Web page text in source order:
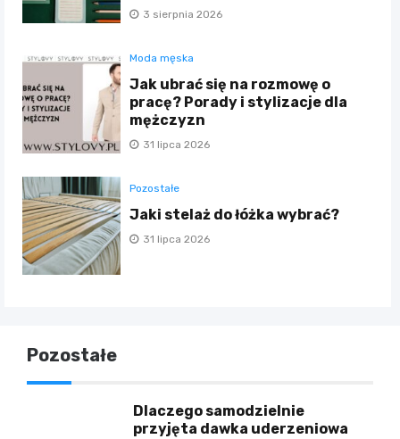
3 sierpnia 2026
Moda męska
Jak ubrać się na rozmowę o
pracę? Porady i stylizacje dla
mężczyzn
31 lipca 2026
Pozostałe
Jaki stelaż do łóżka wybrać?
31 lipca 2026
Pozostałe
Dlaczego samodzielnie
przyjęta dawka uderzeniowa